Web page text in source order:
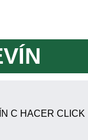
C HACER CLICK